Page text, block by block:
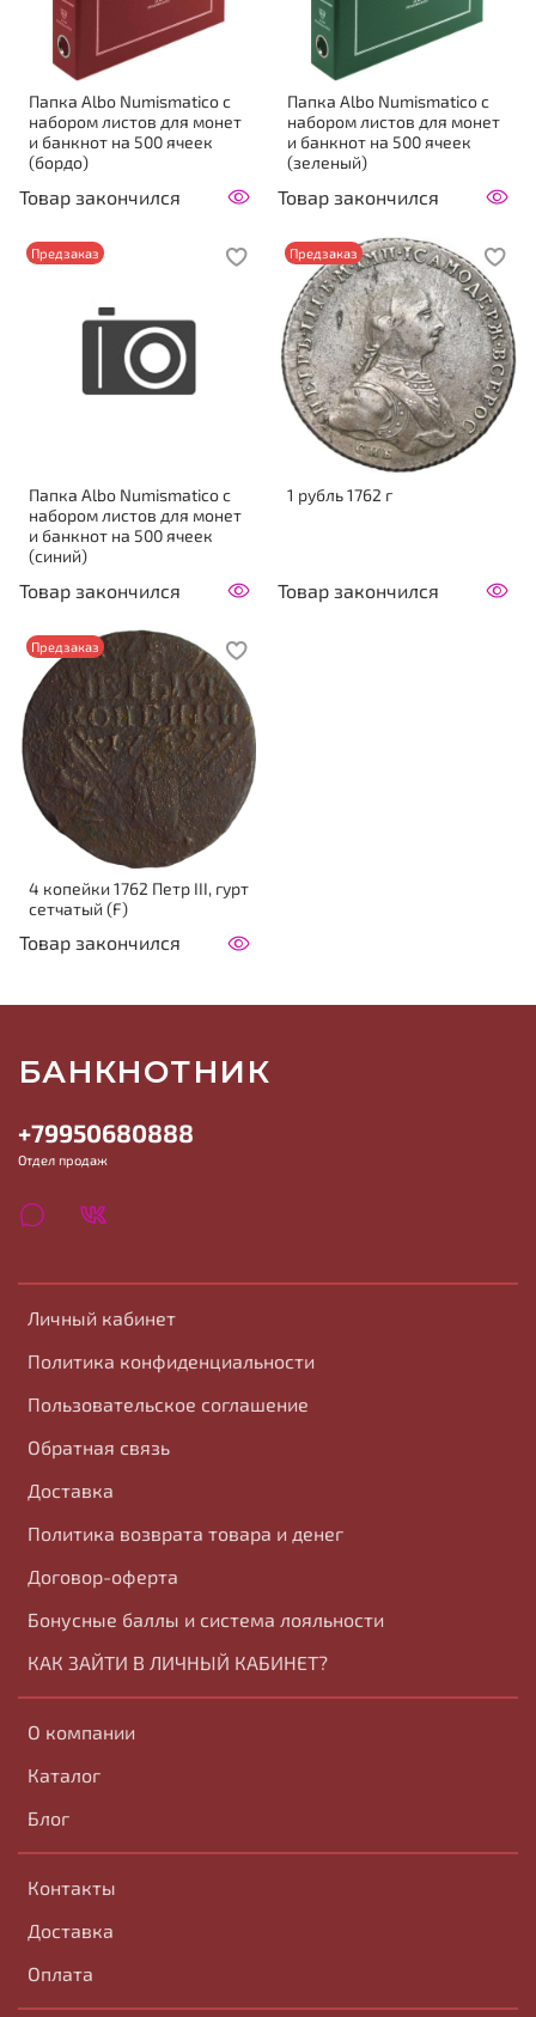
Папка Аlbo Numismatico с
набором листов для монет
и банкнот на 500 ячеек
(бордо)
Товар закончился
Папка Аlbo Numismatico с
набором листов для монет
и банкнот на 500 ячеек
(зеленый)
Товар закончился
Предзаказ
Папка Аlbo Numismatico с
набором листов для монет
и банкнот на 500 ячеек
(синий)
Товар закончился
Предзаказ
1 рубль 1762 г
Товар закончился
Предзаказ
4 копейки 1762 Петр III, гурт
сетчатый (F)
Товар закончился
Личный кабинет
Политика конфиденциальности
Пользовательское соглашение
Обратная связь
Доставка
Политика возврата товара и денег
Договор-оферта
Бонусные баллы и система лояльности
КАК ЗАЙТИ В ЛИЧНЫЙ КАБИНЕТ?
О компании
Каталог
Блог
Контакты
Доставка
Оплата
+79950680888
Отдел продаж
БАНКНОТНИК